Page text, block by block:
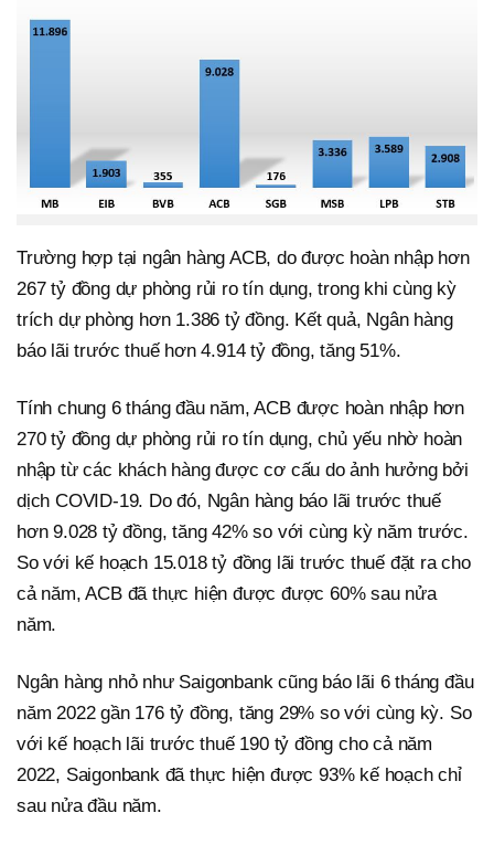
Trường hợp tại ngân hàng ACB, do được hoàn nhập hơn
267 tỷ đồng dự phòng rủi ro tín dụng, trong khi cùng kỳ
trích dự phòng hơn 1.386 tỷ đồng. Kết quả, Ngân hàng
báo lãi trước thuế hơn 4.914 tỷ đồng, tăng 51%.
Tính chung 6 tháng đầu năm, ACB được hoàn nhập hơn
270 tỷ đồng dự phòng rủi ro tín dụng, chủ yếu nhờ hoàn
nhập từ các khách hàng được cơ cấu do ảnh hưởng bởi
dịch COVID-19. Do đó, Ngân hàng báo lãi trước thuế
hơn 9.028 tỷ đồng, tăng 42% so với cùng kỳ năm trước.
So với kế hoạch 15.018 tỷ đồng lãi trước thuế đặt ra cho
cả năm, ACB đã thực hiện được được 60% sau nửa
năm.
Ngân hàng nhỏ như Saigonbank cũng báo lãi 6 tháng đầu
năm 2022 gần 176 tỷ đồng, tăng 29% so với cùng kỳ. So
với kế hoạch lãi trước thuế 190 tỷ đồng cho cả năm
2022, Saigonbank đã thực hiện được 93% kế hoạch chỉ
sau nửa đầu năm.